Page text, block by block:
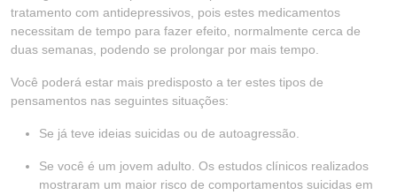
tratamento com antidepressivos, pois estes medicamentos
necessitam de tempo para fazer efeito, normalmente cerca de
duas semanas, podendo se prolongar por mais tempo.
Você poderá estar mais predisposto a ter estes tipos de
pensamentos nas seguintes situações:
Se já teve ideias suicidas ou de autoagressão.
Se você é um jovem adulto. Os estudos clínicos realizados
mostraram um maior risco de comportamentos suicidas em